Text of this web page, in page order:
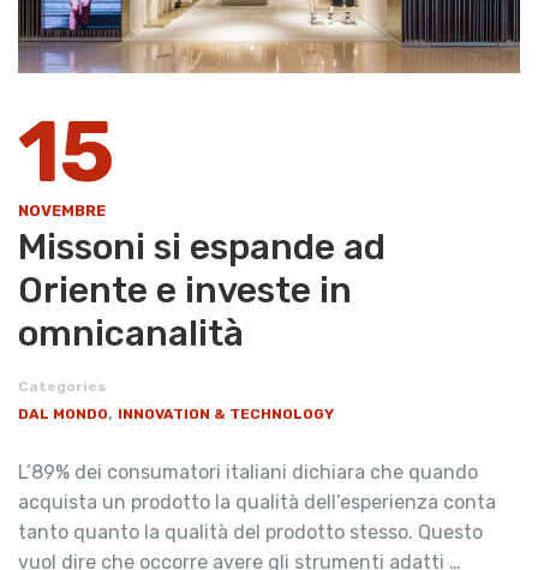
15
NOVEMBRE
Missoni si espande ad
Oriente e investe in
omnicanalità
Categories
DAL MONDO, INNOVATION & TECHNOLOGY
L’89% dei consumatori italiani dichiara che quando
acquista un prodotto la qualità dell’esperienza conta
tanto quanto la qualità del prodotto stesso. Questo
vuol dire che occorre avere gli strumenti adatti …